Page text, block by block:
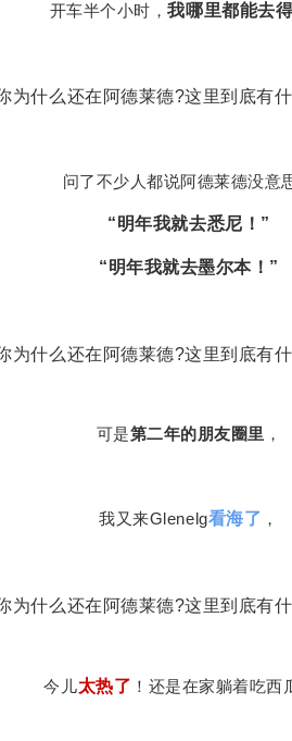
开车半个小时，我哪里都能去
问了不少人都说阿德莱德没意
“明年我就去悉尼！”
“明年我就去墨尔本！”
可是第二年的朋友圈里 ，
我又来Glenelg看海了 ，
今儿太热了 ！还是在家躺着吃西